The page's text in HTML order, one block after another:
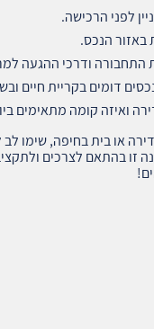
לפני הרכישה.
באזור הנכס.
התחבורה ודרכי ההגעה
דומים בקריית חיים
ואיזה קומה מתאימים
זו בהתאם לצרכים